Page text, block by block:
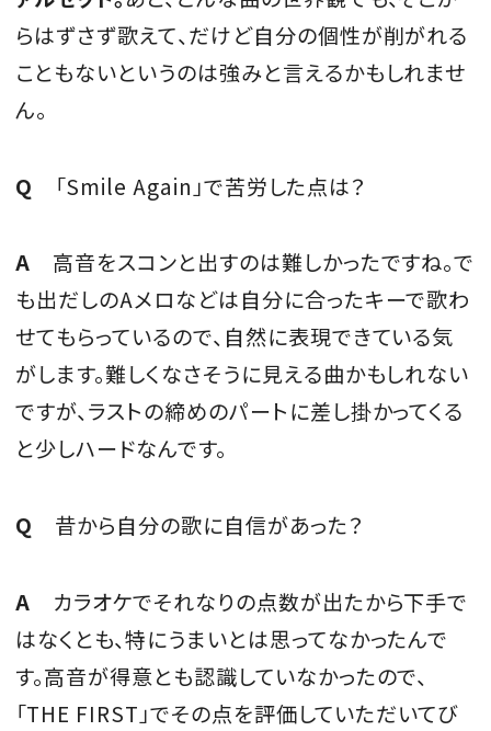
らはずさず歌えて、だけど自分の個性が削がれる
こともないというのは強みと言えるかもしれませ
ん。
Q 「Smile Again」で苦労した点は？
A 高音をスコンと出すのは難しかったですね。で
も出だしのAメロなどは自分に合ったキーで歌わ
せてもらっているので、自然に表現できている気
がします。難しくなさそうに見える曲かもしれない
ですが、ラストの締めのパートに差し掛かってくる
と少しハードなんです。
Q 昔から自分の歌に自信があった？
A カラオケでそれなりの点数が出たから下手で
はなくとも、特にうまいとは思ってなかったんで
す。高音が得意とも認識していなかったので、
「THE FIRST」でその点を評価していただいてび